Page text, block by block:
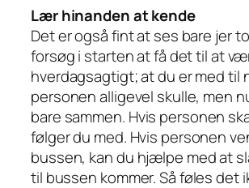
Lær hinanden at kende
Det er også fint at ses bare jer
forsøg i starten at få det til at
hverdagsagtigt; at du er med til
personen alligevel skulle, men
bare sammen. Hvis personen
følger du med. Hvis personen
bussen, kan du hjælpe med at
til bussen kommer. Så føles det